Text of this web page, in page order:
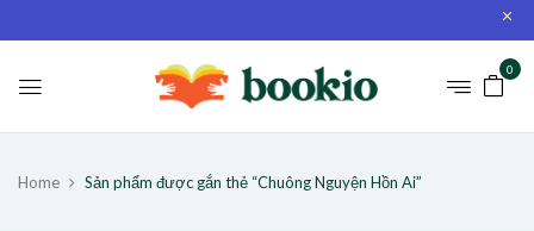
0
Home Sản phẩm được gắn thẻ “Chuông Nguyện Hồn Ai”